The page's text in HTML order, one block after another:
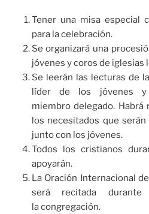
Tener una misa especial
para la celebración.
Se organizará una
jóvenes y coros de iglesias
Se leerán las lecturas de
líder de los jóvenes
miembro delegado.
los necesitados que
junto con los jóvenes.
Todos los cristianos
apoyarán.
La Oración Internacional
será recitada
la congregación.